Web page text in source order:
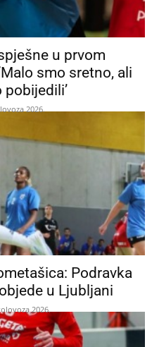
u prvom
smo sretno, ali
pobijedili’
2026.
Podravka
u Ljubljani
2026.